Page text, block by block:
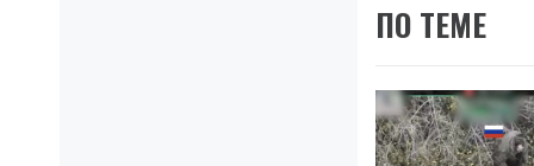
ПО ТЕМЕ